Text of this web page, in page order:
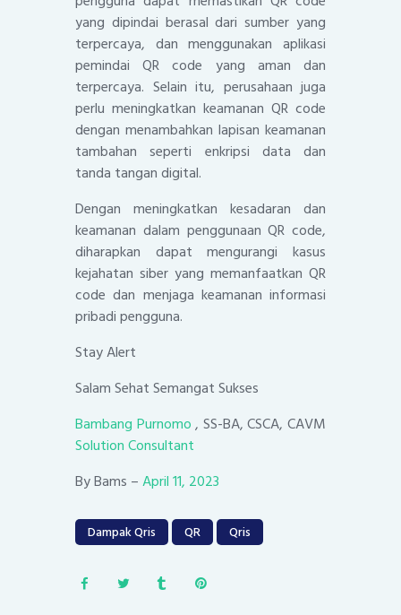
yang dipindai berasal dari sumber yang
terpercaya, dan menggunakan aplikasi
pemindai QR code yang aman dan
terpercaya. Selain itu, perusahaan juga
perlu meningkatkan keamanan QR code
dengan menambahkan lapisan keamanan
tambahan seperti enkripsi data dan
tanda tangan digital.
Dengan meningkatkan kesadaran dan
keamanan dalam penggunaan QR code,
diharapkan dapat mengurangi kasus
kejahatan siber yang memanfaatkan QR
code dan menjaga keamanan informasi
pribadi pengguna.
Stay Alert
Salam Sehat Semangat Sukses
Bambang Purnomo, SS-BA, CSCA, CAVM
Solution Consultant
By Bams –April 11, 2023
Dampak Qris QR Qris